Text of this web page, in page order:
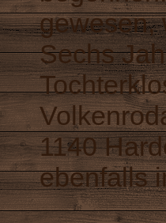
gewesen,
Sechs
1140
ebenfalls